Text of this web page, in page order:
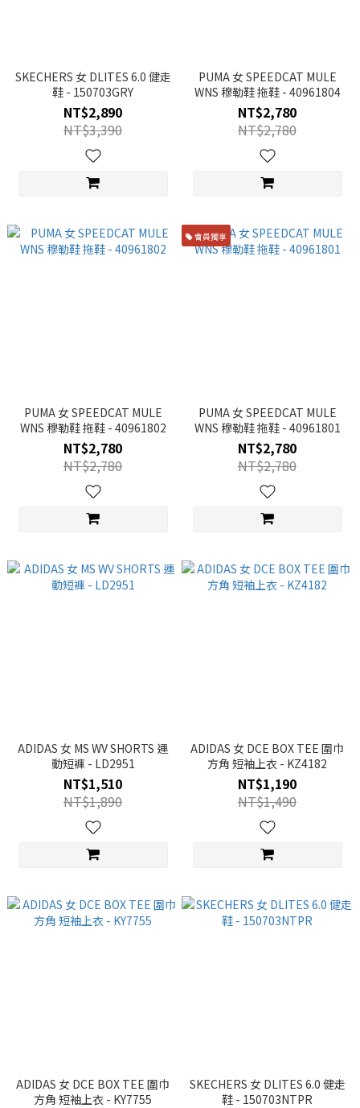
SKECHERS 女 DLITES 6.0 健走
鞋 - 150703GRY
NT$2,890
NT$3,390
PUMA 女 SPEEDCAT MULE
WNS 穆勒鞋 拖鞋 - 40961804
NT$2,780
NT$2,780
PUMA 女 SPEEDCAT MULE
WNS 穆勒鞋 拖鞋 - 40961802
NT$2,780
NT$2,780
會員獨享
PUMA 女 SPEEDCAT MULE
WNS 穆勒鞋 拖鞋 - 40961801
NT$2,780
NT$2,780
ADIDAS 女 MS WV SHORTS 運
動短褲 - LD2951
NT$1,510
NT$1,890
ADIDAS 女 DCE BOX TEE 圍巾
方角 短袖上衣 - KZ4182
NT$1,190
NT$1,490
ADIDAS 女 DCE BOX TEE 圍巾
方角 短袖上衣 - KY7755
SKECHERS 女 DLITES 6.0 健走
鞋 - 150703NTPR